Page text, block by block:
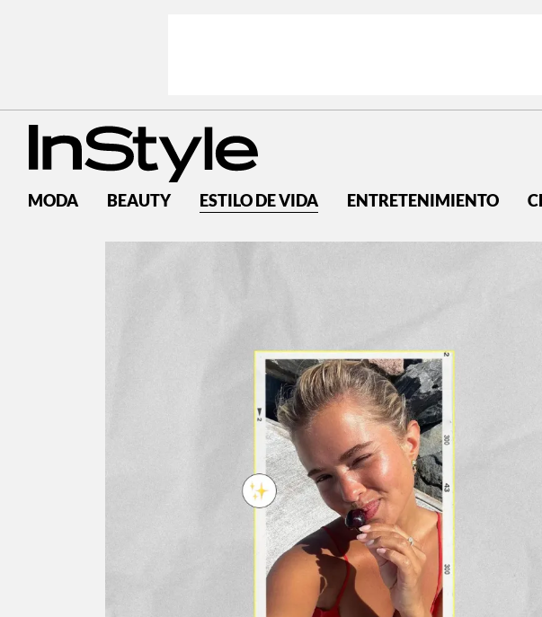
MODA BEAUTY ESTILO DE VIDA ENTRETENIMIENTO